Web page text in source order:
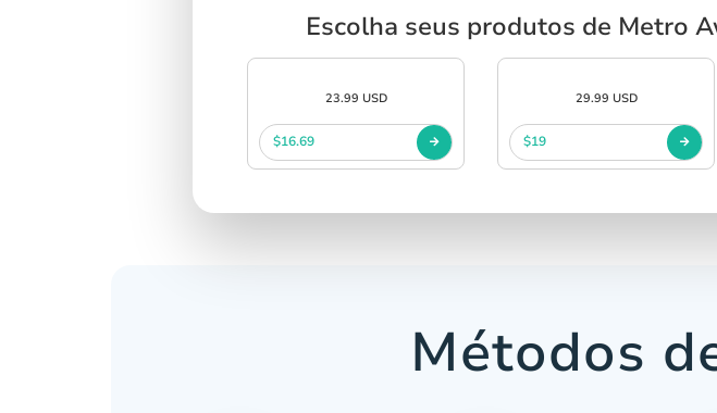
Escolha seus produtos de Metro
23.99 USD
$16.69
29.99 USD
$19
Métodos